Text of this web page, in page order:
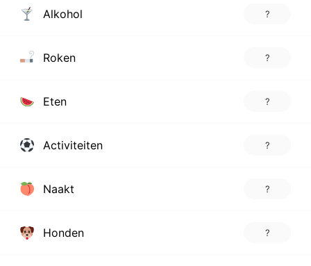
Alkohol ?
Roken ?
Eten ?
Activiteiten ?
Naakt ?
Honden ?